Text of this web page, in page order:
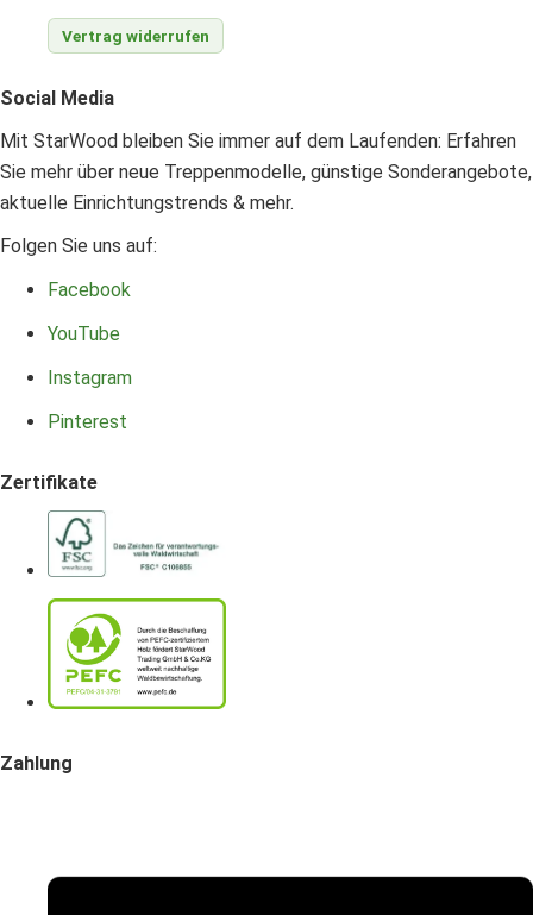
Vertrag widerrufen
Social Media
Mit StarWood bleiben Sie immer auf dem Laufenden: Erfahren
Sie mehr über neue Treppenmodelle, günstige Sonderangebote,
aktuelle Einrichtungstrends & mehr.
Folgen Sie uns auf:
Facebook
YouTube
Instagram
Pinterest
Zertifikate
Zahlung